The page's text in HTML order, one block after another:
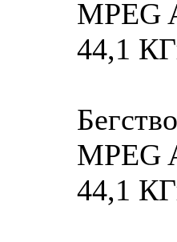
MPEG
44,1
MPEG
44,1